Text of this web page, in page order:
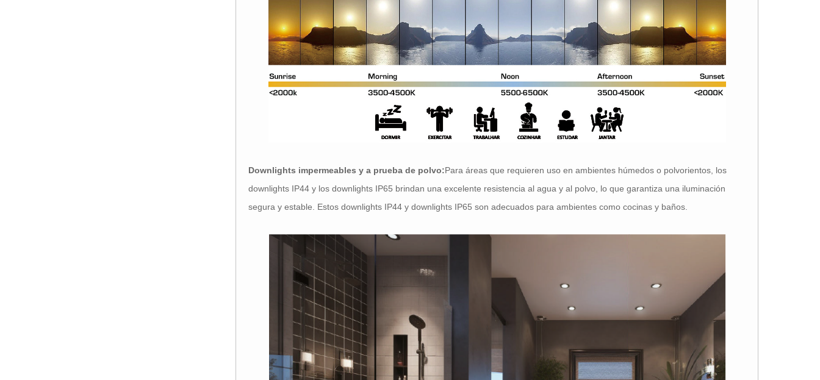
Downlights impermeables y a prueba de polvo:Para áreas que requieren uso en ambientes húmedos o polvorientos, los
downlights IP44 y los downlights IP65 brindan una excelente resistencia al agua y al polvo, lo que garantiza una iluminación
segura y estable. Estos downlights IP44 y downlights IP65 son adecuados para ambientes como cocinas y baños.